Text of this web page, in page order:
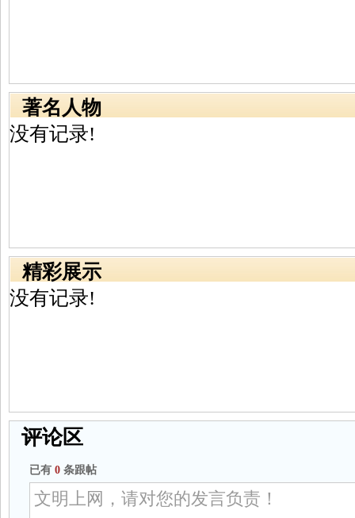
著名人物
没有记录!
精彩展示
没有记录!
评论区
已有 0 条跟帖